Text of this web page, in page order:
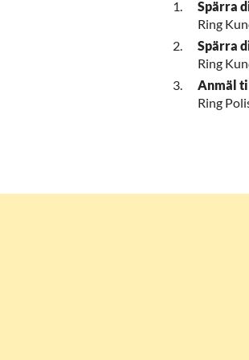
Spärra
Ring
Spärra
Ring
Anmäl
Ring